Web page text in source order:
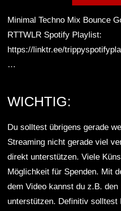
Minimal Techno Mix Bounce
RTTWLR Spotify Playlist:
https://linktr.ee/
…
WICHTIG:
Du solltest übrigens gerade
Streaming nicht gerade viel
direkt unterstützen. Viele
Möglichkeit für Spenden. Mit
dem Video kannst du z.B. den
unterstützen. Definitiv solltest